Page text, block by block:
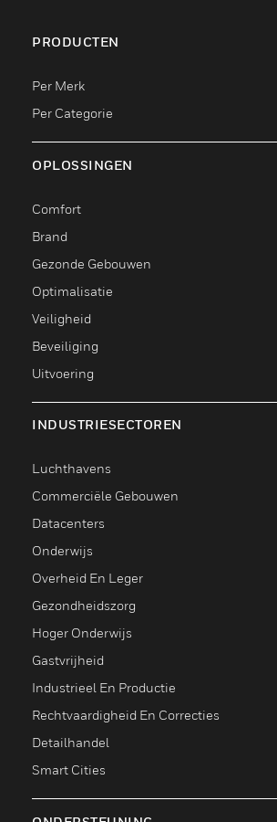
PRODUCTEN
toggle view
Per Merk
Per Categorie
OPLOSSINGEN
toggle view
Comfort
Brand
Gezonde Gebouwen
Optimalisatie
Veiligheid
Beveiliging
Uitvoering
INDUSTRIESECTOREN
toggle view
Luchthavens
Commerciële Gebouwen
Datacenters
Onderwijs
Overheid En Leger
Gezondheidszorg
Hoger Onderwijs
Gastvrijheid
Industrieel En Productie
Rechtvaardigheid En Correcties
Detailhandel
Smart Cities